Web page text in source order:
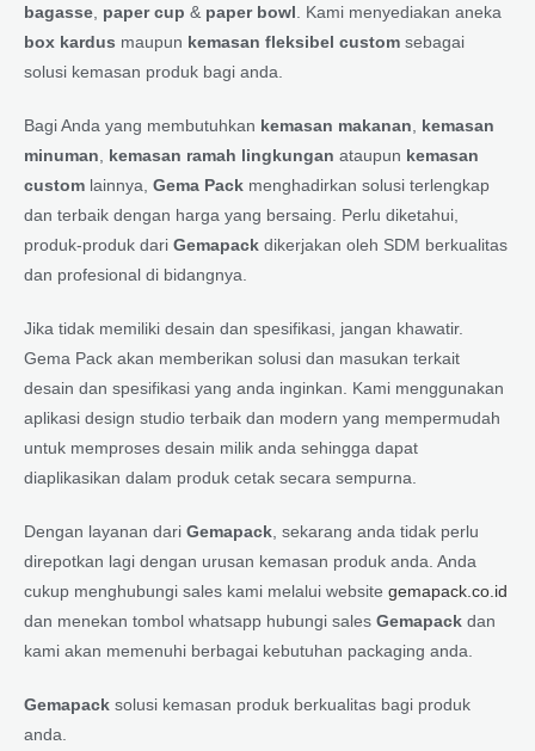
bagasse paper cup & paper bowl . Kami menyediakan aneka
box kardus maupun kemasan fleksibel custom sebagai
solusi kemasan produk bagi anda.
Bagi Anda yang membutuhkan kemasan makanan
kemasan
minuman
kemasan ramah lingkungan ataupun kemasan
custom lainnya, Gema Pack menghadirkan solusi terlengkap
dan terbaik dengan harga yang bersaing. Perlu diketahui,
produk-produk dari Gemapack dikerjakan oleh SDM berkualitas
dan profesional di bidangnya.
Jika tidak memiliki desain dan spesifikasi, jangan khawatir.
Gema Pack akan memberikan solusi dan masukan terkait
desain dan spesifikasi yang anda inginkan. Kami menggunakan
aplikasi design studio terbaik dan modern yang mempermudah
untuk memproses desain milik anda sehingga dapat
diaplikasikan dalam produk cetak secara sempurna.
Dengan layanan dari Gemapack , sekarang anda tidak perlu
direpotkan lagi dengan urusan kemasan produk anda. Anda
cukup menghubungi sales kami melalui website gemapack.co.id
dan menekan tombol whatsapp hubungi sales Gemapack dan
kami akan memenuhi berbagai kebutuhan packaging anda.
Gemapack solusi kemasan produk berkualitas bagi produk
anda.